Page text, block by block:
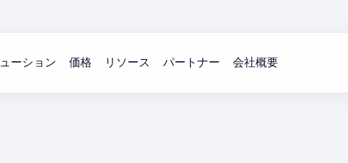
ーション 価格 リソース パートナー 会社概要